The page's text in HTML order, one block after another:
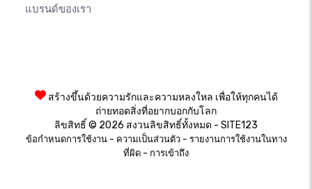
แบรนด์ของเรา
สร้างขึ้นด้วยความรักและความหลงใหล เพื่อให้ทุกคนได้
ถ่ายทอดสิ่งที่อยากบอกกับโลก
ลิขสิทธิ์ © 2026 สงวนลิขสิทธิ์ทั้งหมด - SITE123
ข้อกำหนดการใช้งาน- ความเป็นส่วนตัว- รายงานการใช้งานในทาง
ที่ผิด - การเข้าถึง